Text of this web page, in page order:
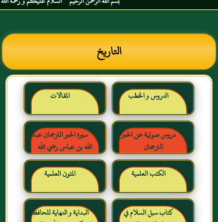
التاريخ
الدروس و الخطب المقالات
دروس صوتية عن الحبر
الترجمان
سيرة الحبر الترجمان عبد
الله بن عباس رضي الله
عنهما
الكتب العلمية
المتون العلمية
كتاب سبل السلام في
البداية و النهاية للحافظ